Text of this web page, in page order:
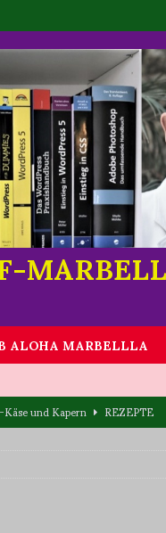
ALOHA MARBELLLA
WAS